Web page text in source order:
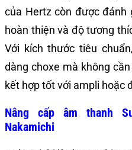
của Hertz còn được đánh
hoàn thiện và độ tương
Với kích thước tiêu
dàng choxe mà không
kết hợp tốt với ampli hoặc
Nâng cấp âm thanh
Nakamichi